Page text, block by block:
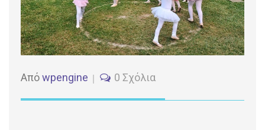
Απόwpengine 0 Σχόλια